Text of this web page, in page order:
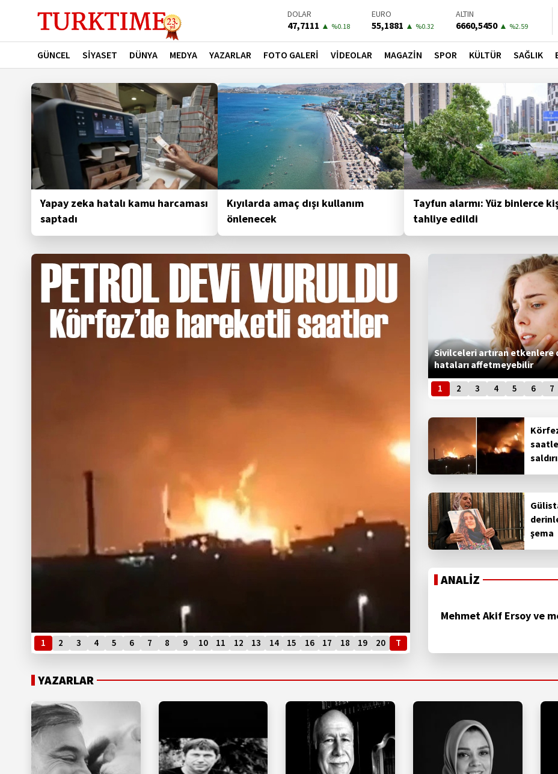
BIST-100
13779,39▼ %-0.14
PETROL
81,4900 ▼ %-1.56
BONO
41,3000▼ %-0.55
GÜNCEL SİYASET DÜNYA MEDYA YAZARLAR FOTO GALERİ VİDEOLAR MAGAZİN SPOR KÜLTÜR SAĞLIK
Turktime - Son Dakika Haberleri ve Güncel Haberler
Yapay zeka hatalı kamu harcaması
saptadı
Kıyılarda amaç dışı kullanım
önlenecek
Tayfun alarmı: Yüz binlerce
tahliye edildi
1 2 3 4 5 6 7 8 9 10 11 12 13 14 15 16 17 18 19 20 T
Sivilceleri artıran etkenlere
hataları affetmeyebilir
1 2 3 4 5 6 7
saldırı
şema
ANALİZ
Mehmet Akif Ersoy ve
YAZARLAR